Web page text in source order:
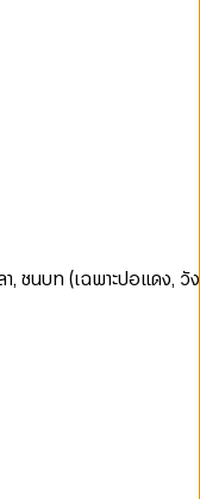
, ชนบท (เฉพาะปอแดง, วัง